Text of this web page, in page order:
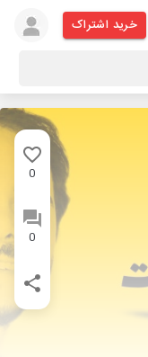
خرید اشتراک
0
0